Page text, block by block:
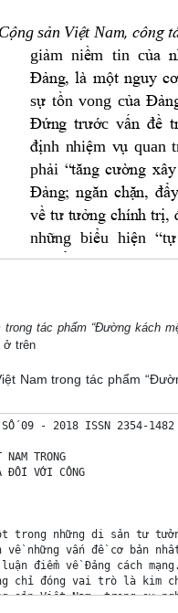
tác phẩm “Đường kách
ở trên
Nam trong tác phẩm
SỐ 09 - 2018 ISSN 2354-1482
TRONG
ĐỐI VỚI CÔNG
trong những di sản tư
những vấn đề cơ bản
điểm về Đảng cách
chỉ đóng vai trò là kim
sản Việt Nam, trong sự